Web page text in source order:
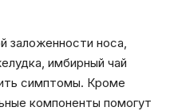
заложенности носа,
имбирный чай
симптомы. Кроме
компоненты помогут